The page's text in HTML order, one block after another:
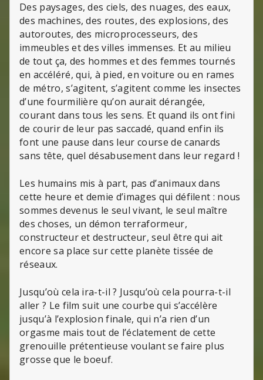
Des paysages, des ciels, des nuages, des eaux,
des machines, des routes, des explosions, des
autoroutes, des microprocesseurs, des
immeubles et des villes immenses. Et au milieu
de tout ça, des hommes et des femmes tournés
en accéléré, qui, à pied, en voiture ou en rames
de métro, s’agitent, s’agitent comme les insectes
d’une fourmilière qu’on aurait dérangée,
courant dans tous les sens. Et quand ils ont fini
de courir de leur pas saccadé, quand enfin ils
font une pause dans leur course de canards
sans tête, quel désabusement dans leur regard !
Les humains mis à part, pas d’animaux dans
cette heure et demie d’images qui défilent : nous
sommes devenus le seul vivant, le seul maître
des choses, un démon terraformeur,
constructeur et destructeur, seul être qui ait
encore sa place sur cette planète tissée de
réseaux.
Jusqu’où cela ira-t-il ? Jusqu’où cela pourra-t-il
aller ? Le film suit une courbe qui s’accélère
jusqu’à l’explosion finale, qui n’a rien d’un
orgasme mais tout de l’éclatement de cette
grenouille prétentieuse voulant se faire plus
grosse que le boeuf.